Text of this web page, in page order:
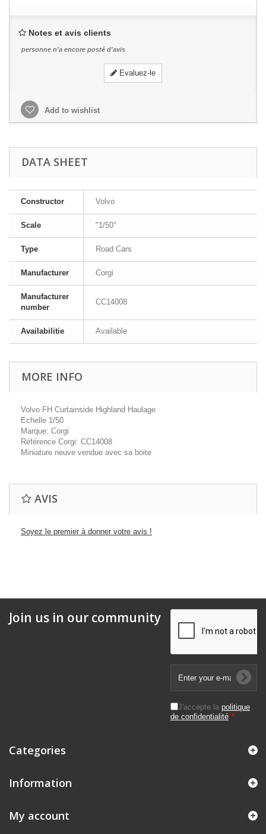
Notes et avis clients
personne n'a encore posté d'avis
Evaluez-le
Add to wishlist
DATA SHEET
Constructor Volvo
Scale "1/50"
Type Road Cars
Manufacturer Corgi
Manufacturer
number
CC14008
Availabilitie Available
MORE INFO
Volvo FH Curtainside Highland Haulage
Echelle 1/50
Marque: Corgi
Référence Corgi: CC14008
Miniature neuve vendue avec sa boite
AVIS
Soyez le premier à donner votre avis !
Join us in our community
J'accepte la politique
de confidentialité *
Categories
Information
My account